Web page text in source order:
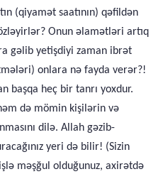
(qiyamət saatının) qəfildən
Onun əlamətləri artıq
gəlib yetişdiyi zaman ibrət
onlara nə fayda verər?!
başqa heç bir tanrı yoxdur.
də mömin kişilərin və
dilə. Allah gəzib-
yeri də bilir! (Sizin
məşğul olduğunuz, axirətdə